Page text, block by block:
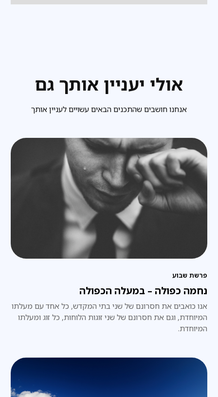
אולי יעניין אותך גם
אנחנו חושבים שהתכנים הבאים עשויים לעניין אותך
פרשת שבוע
נחמה כפולה – במעלה הכפולה
אנו כואבים את חסרונם של שני בתי המקדש, כל אחד עם מעלתו
המיוחדת, וגם את חסרונם של שני זוגות הלוחות, כל זוג ומעלתו
המיוחדת.